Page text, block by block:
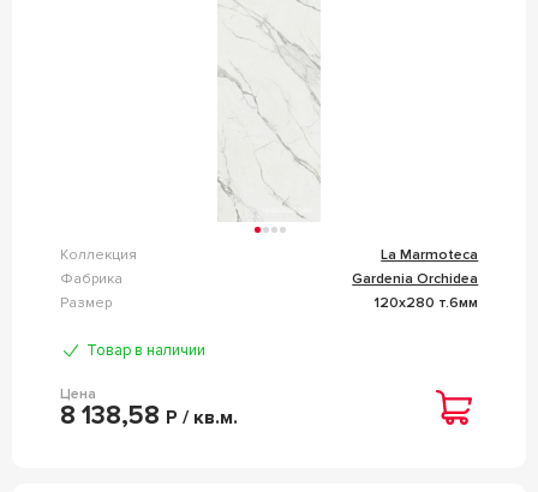
Коллекция
La Marmoteca
Фабрика
Gardenia Orchidea
Размер
120x280 т.6мм
Товар в наличии
Цена
8 138,58 Р / кв.м.